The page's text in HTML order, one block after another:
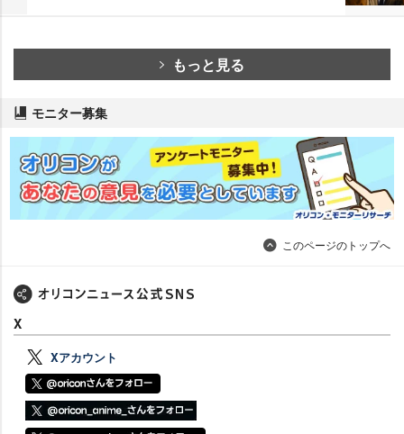
もっと見る
モニター募集
このページのトップへ
X
Xアカウント